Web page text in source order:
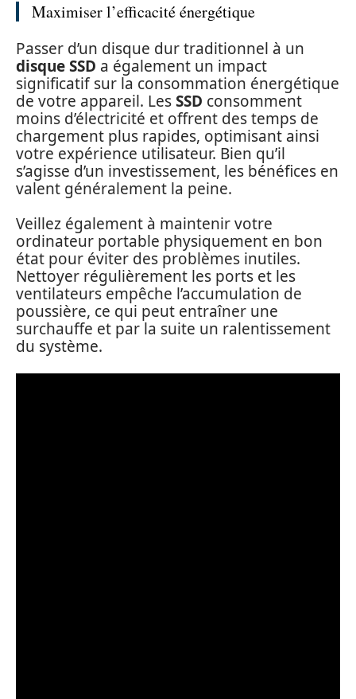
Maximiser l’efficacité énergétique
Passer d’un disque dur traditionnel à un
disque SSD a également un impact
significatif sur la consommation énergétique
de votre appareil. LesSSD consomment
moins d’électricité et offrent des temps de
chargement plus rapides, optimisant ainsi
votre expérience utilisateur. Bien qu’il
s’agisse d’un investissement, les bénéfices en
valent généralement la peine.
Veillez également à maintenir votre
ordinateur portable physiquement en bon
état pour éviter des problèmes inutiles.
Nettoyer régulièrement les ports et les
ventilateurs empêche l’accumulation de
poussière, ce qui peut entraîner une
surchauffe et par la suite un ralentissement
du système.